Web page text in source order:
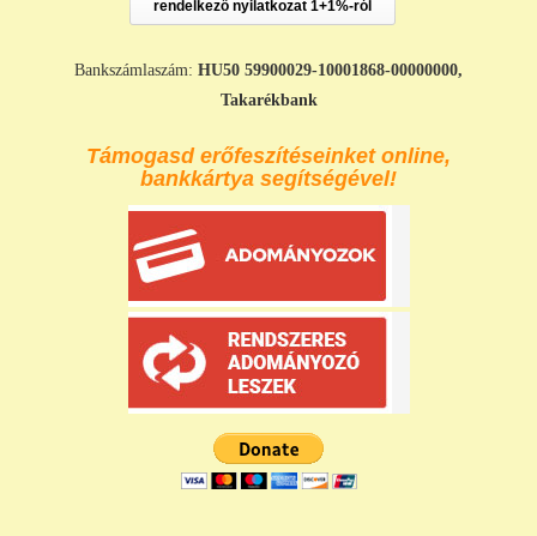
rendelkező nyilatkozat 1+1%-ról
Bankszámlaszám: HU50 59900029-10001868-00000000,
Takarékbank
Támogasd erőfeszítéseinket online,
bankkártya segítségével!